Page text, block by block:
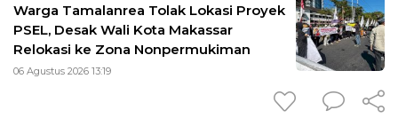
Warga Tamalanrea Tolak Lokasi Proyek
PSEL, Desak Wali Kota Makassar
Relokasi ke Zona Nonpermukiman
06 Agustus 2026 13:19